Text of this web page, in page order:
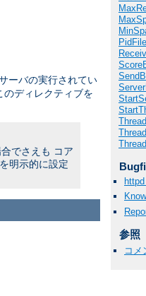
PidFile
参照
コメ
ーバの実行されてい
ディレクティブを
でさえも コア
を明示的に設定